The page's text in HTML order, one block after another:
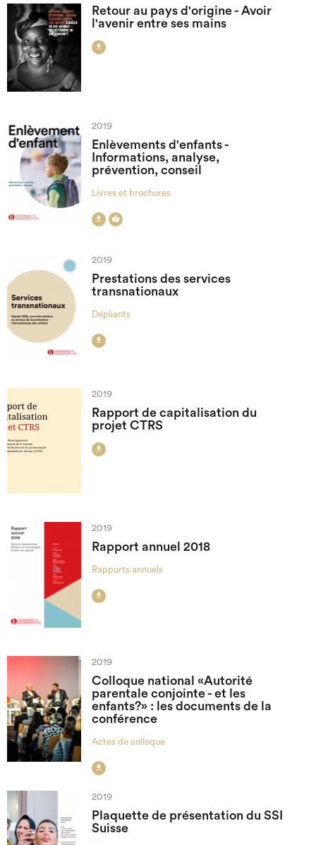
Retour au pays d'origine - Avoir
l'avenir entre ses mains

2019
Enlèvements d'enfants -
Informations, analyse,
prévention, conseil
Livres et brochures
 
2019
Prestations des services
transnationaux
Dépliants

2019
Rapport de capitalisation du
projet CTRS

2019
Rapport annuel 2018
Rapports annuels

2019
Colloque national «Autorité
parentale conjointe - et les
enfants?» : les documents de la
conférence
Actes de colloque

2019
Plaquette de présentation du SSI
Suisse